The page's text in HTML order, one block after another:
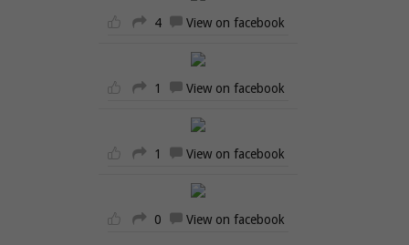
4 View on facebook
1 View on facebook
1 View on facebook
0 View on facebook